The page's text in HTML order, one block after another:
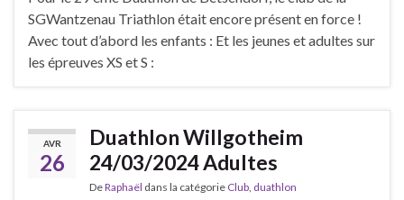
SGWantzenau Triathlon était encore présent en force !
Avec tout d’abord les enfants : Et les jeunes et adultes sur
les épreuves XS et S :
AVR
26
Duathlon Willgotheim
24/03/2024 Adultes
DeRaphaël dans la catégorie Club, duathlon